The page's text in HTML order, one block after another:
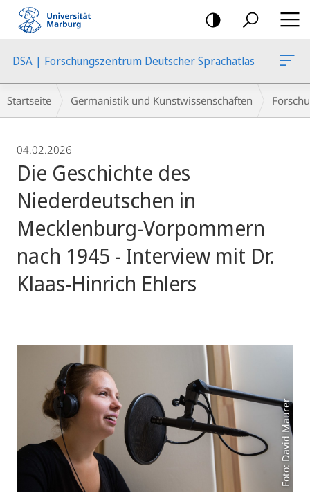
Mobile-
Navigation
DSA | Forschungszentrum Deutscher Sprachatlas
Breadcrumb-
Navigation
Startseite Germanistik und Kunstwissenschaften
04.02.2026
Die Geschichte des
Niederdeutschen in
Mecklenburg-Vorpommern
nach 1945 - Interview mit Dr.
Klaas-Hinrich Ehlers
Foto: David Maurer